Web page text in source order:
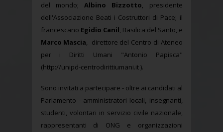
del mondo; Albino Bizzotto, presidente
dell'Associazione Beati i Costruttori di Pace; il
francescano Egidio Canil, Basilica del Santo, e
Marco Mascia, direttore del Centro di Ateneo
per i Diritti Umani "Antonio Papisca"
(http://unipd-centrodirittiumani.it ).
Sono invitati a partecipare - oltre ai candidati al
Parlamento - amministratori locali, insegnanti,
studenti, volontari in servizio civile nazionale,
rappresentanti di ONG e organizzazioni